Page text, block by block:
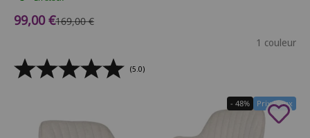
Prix de vente
99,00 €Prix normal
169,00 €
1 couleur
(5.0)
Prix Doux
- 48%